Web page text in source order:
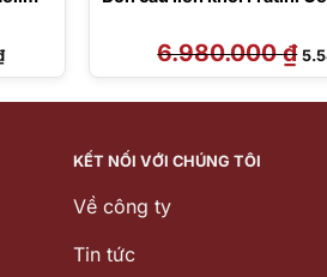
Giá
hiện
tại
18.880.000 ₫.
6.980.000₫ Giá
là:
KẾT NỐI VỚI CHÚNG TÔI
Về công ty
Tin tức